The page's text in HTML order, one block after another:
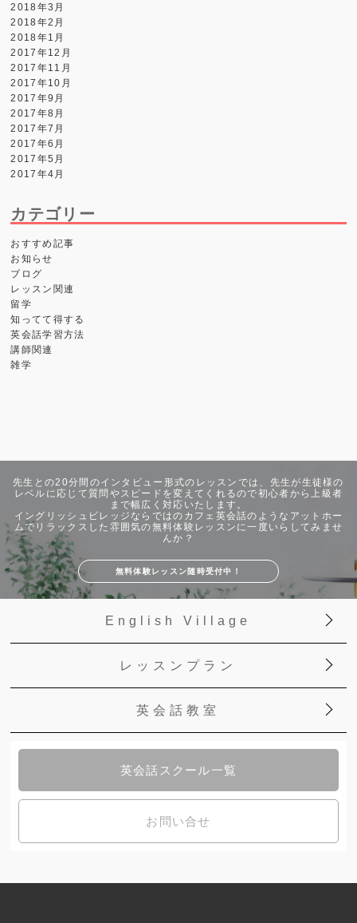
2018年3月
2018年2月
2018年1月
2017年12月
2017年11月
2017年10月
2017年9月
2017年8月
2017年7月
2017年6月
2017年5月
2017年4月
カテゴリー
おすすめ記事
お知らせ
ブログ
レッスン関連
留学
知ってて得する
英会話学習方法
講師関連
雑学
先生との20分間のインタビュー形式のレッスンでは、先生が生徒様の
レベルに応じて質問やスピードを変えてくれるので初心者から上級者
まで幅広く対応いたします。
イングリッシュビレッジならではのカフェ英会話のようなアットホー
ムでリラックスした雰囲気の無料体験レッスンに一度いらしてみませ
んか？
無料体験レッスン随時受付中！
English Village
レッスンプラン
英会話教室
英会話スクール一覧
お問い合せ